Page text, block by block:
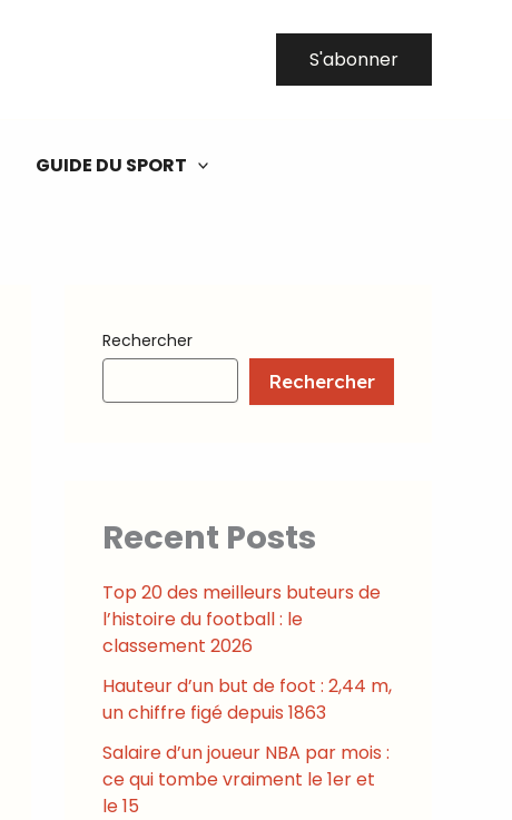
S'abonner
GUIDE DU SPORT
Rechercher
Rechercher
Recent Posts
Top 20 des meilleurs buteurs de
l’histoire du football : le
classement 2026
Hauteur d’un but de foot : 2,44 m,
un chiffre figé depuis 1863
Salaire d’un joueur NBA par mois :
ce qui tombe vraiment le 1er et
le 15